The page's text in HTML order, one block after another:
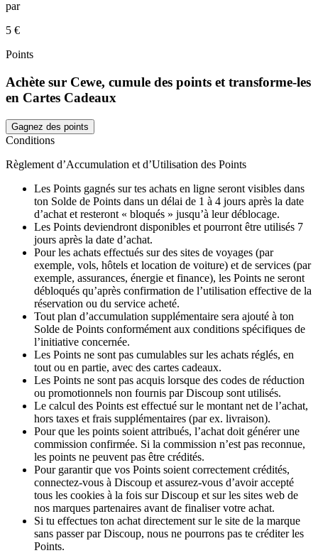
par
5 €
Points
Achète sur Cewe, cumule des points et transforme-les
en Cartes Cadeaux
Gagnez des points
Conditions
Règlement d’Accumulation et d’Utilisation des Points
Les Points gagnés sur tes achats en ligne seront visibles dans
ton Solde de Points dans un délai de 1 à 4 jours après la date
d’achat et resteront « bloqués » jusqu’à leur déblocage.
Les Points deviendront disponibles et pourront être utilisés 7
jours après la date d’achat.
Pour les achats effectués sur des sites de voyages (par
exemple, vols, hôtels et location de voiture) et de services (par
exemple, assurances, énergie et finance), les Points ne seront
débloqués qu’après confirmation de l’utilisation effective de la
réservation ou du service acheté.
Tout plan d’accumulation supplémentaire sera ajouté à ton
Solde de Points conformément aux conditions spécifiques de
l’initiative concernée.
Les Points ne sont pas cumulables sur les achats réglés, en
tout ou en partie, avec des cartes cadeaux.
Les Points ne sont pas acquis lorsque des codes de réduction
ou promotionnels non fournis par Discoup sont utilisés.
Le calcul des Points est effectué sur le montant net de l’achat,
hors taxes et frais supplémentaires (par ex. livraison).
Pour que les points soient attribués, l’achat doit générer une
commission confirmée. Si la commission n’est pas reconnue,
les points ne peuvent pas être crédités.
Pour garantir que vos Points soient correctement crédités,
connectez-vous à Discoup et assurez-vous d’avoir accepté
tous les cookies à la fois sur Discoup et sur les sites web de
nos marques partenaires avant de finaliser votre achat.
Si tu effectues ton achat directement sur le site de la marque
sans passer par Discoup, nous ne pourrons pas te créditer les
Points.